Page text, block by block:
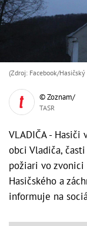
(Zdroj: Facebook/
© Zoznam/
TASR
VLADIČA - Hasiči
obci Vladiča,
požiari vo
Hasičského a
informuje na